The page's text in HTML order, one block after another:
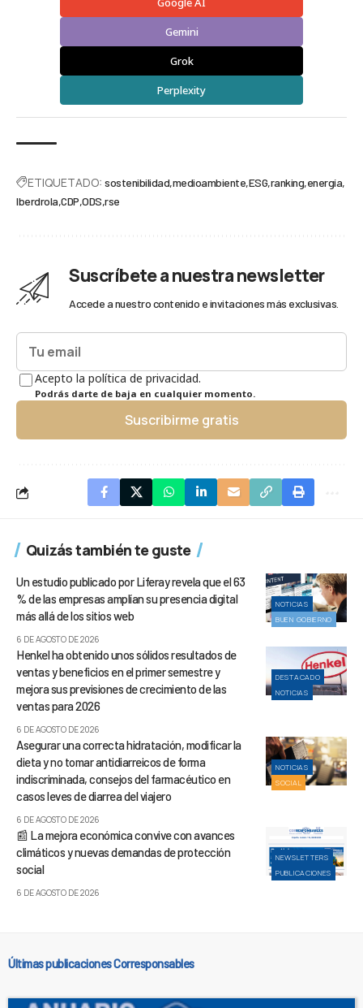
Gemini
Grok
Perplexity
ETIQUETADO: sostenibilidad medioambiente ESG ranking energía
Iberdrola CDP ODS rse
Suscríbete a nuestra newsletter
Accede a nuestro contenido e invitaciones más exclusivas.
Acepto la política de privacidad.
Podrás darte de baja en cualquier momento.
Suscribirme gratis
Quizás también te guste
NOTICIAS
BUEN GOBIERNO
Un estudio publicado por Liferay revela que el 63
% de las empresas amplían su presencia digital
más allá de los sitios web
6 DE AGOSTO DE 2026
DESTACADO
NOTICIAS
Henkel ha obtenido unos sólidos resultados de
ventas y beneficios en el primer semestre y
mejora sus previsiones de crecimiento de las
ventas para 2026
6 DE AGOSTO DE 2026
NOTICIAS
SOCIAL
Asegurar una correcta hidratación, modificar la
dieta y no tomar antidiarreicos de forma
indiscriminada, consejos del farmacéutico en
casos leves de diarrea del viajero
6 DE AGOSTO DE 2026
NEWSLETTERS
PUBLICACIONES
📰 La mejora económica convive con avances
climáticos y nuevas demandas de protección
social
6 DE AGOSTO DE 2026
Últimas publicaciones Corresponsables